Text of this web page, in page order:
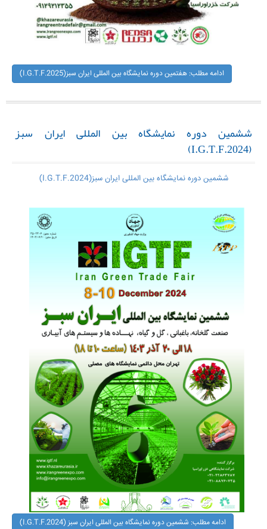
ادامه مطلب: هفتمین دوره نمایشگاه بین المللی ایران سبز(I.G.T.F.2025)
ششمین دوره نمایشگاه بین المللی ایران سبز
(I.G.T.F.2024)
ششمین دوره نمایشگاه بین المللی ایران سبز(I.G.T.F.2024)
ادامه مطلب: ششمین دوره نمایشگاه بین المللی ایران سبز (I.G.T.F.2024)